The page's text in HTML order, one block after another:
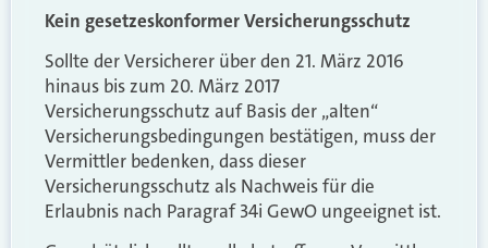
Kein gesetzeskonformer Versicherungsschutz
Sollte der Versicherer über den 21. März 2016
hinaus bis zum 20. März 2017
Versicherungsschutz auf Basis der „alten“
Versicherungsbedingungen bestätigen, muss der
Vermittler bedenken, dass dieser
Versicherungsschutz als Nachweis für die
Erlaubnis nach Paragraf 34i GewO ungeeignet ist.